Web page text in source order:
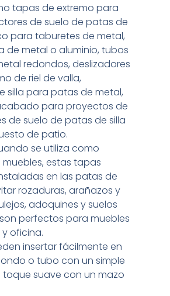
tapas de extremo para
de suelo de patas de
para taburetes de metal,
de metal o aluminio, tubos
redondos, deslizadores
de riel de valla,
silla para patas de metal,
para proyectos de
de suelo de patas de silla
de patio.
se utiliza como
estas tapas
en las patas de
rozaduras, arañazos y
adoquines y suelos
perfectos para muebles
oficina.
insertar fácilmente en
o tubo con un simple
suave con un mazo